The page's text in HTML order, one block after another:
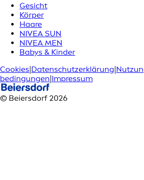
Gesicht
Körper
Haare
NIVEA SUN
NIVEA MEN
Babys & Kinder
Cookies|Datenschutzerklärung|
bedingungen|Impressum
© Beiersdorf 2026